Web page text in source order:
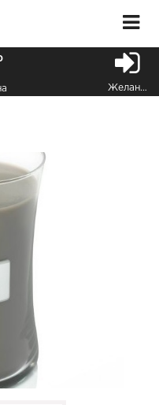
Желания